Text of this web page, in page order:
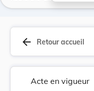
arrow_back Retour accueil
Acte en vigueur